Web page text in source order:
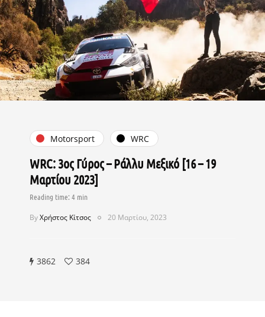
Motorsport WRC
WRC: 3ος Γύρος – Ράλλυ Μεξικό [16 – 19
Μαρτίου 2023]
ByΧρήστος Κίτσος 20 Μαρτίου, 2023
3862 384